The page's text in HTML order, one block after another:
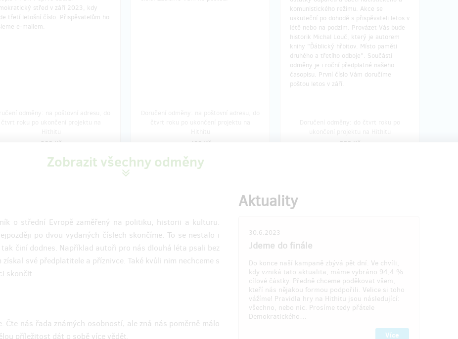
střed v září 2023, kdy
třetí letošní číslo. Přispěvatelům ho
e-mailem.
200 Kč
400 Kč
komunistického režimu. Akce se
uskuteční po dohodě s přispěvateli letos v
létě nebo na podzim. Provázet Vás bude
historik Michal Louč, který je autorem
knihy "Ďáblický hřbitov. Místo paměti
druhého a třetího odboje". Součástí
odměny je i roční předplatné našeho
časopisu. První číslo Vám doručíme
poštou letos v září.
550 Kč
sponzorské roční předplatné
Poprvé obdržíte Demokratický
v září 2023, kdy vyjde třetí letošní
Zašleme Vám ho poštou. Součástí
je pozvání na debatu na aktuální
téma, kterou pro přispěvatele
městech ve Středočeském
Součástí odměny je vedle ročního
předplatného Demokratického středu
také komentovaná procházka s naším
vybraném středočeském městě. Přesný
dohody s přispěvateli. Akce se uskuteční
Demokratického středu obdržíte v září
2023. Pošleme Vám ho poštou.
Putování po zraněných
městech v Ústeckém kraji
také komentovaná procházka s naším
vybraném severočeském městě. Přesný
cíl výpravy bude upřesněn na základě
dohody s přispěvateli. Akce se uskuteční
letos na podzim. První číslo
Demokratického středu obdržíte v září
2023. Pošleme Vám ho poštou.
Zobrazit všechny odměny
o střední Evropě zaměřený na politiku, historii a kulturu.
po dvou vydaných číslech skončíme. To se nestalo i
činí dodnes. Například autoři pro nás dlouhá léta psali bez
své předplatitele a příznivce. Také kvůli nim nechceme s
skončit.
nás řada známých osobností, ale zná nás poměrně málo
příležitost dát o sobě více vědět.
Aktuality
30.6.2023
Jdeme do finále
Do konce naší kampaně zbývá pět dní. Ve chvíli,
kdy vzniká tato aktualita, máme vybráno 94,4 %
cílové částky. Předně chceme poděkovat všem,
kteří nás nějakou formou podpořili. Velice si toho
vážíme! Pravidla hry na Hithitu jsou následující:
všechno, nebo nic. Prosíme tedy přátele
Demokratického…
Více